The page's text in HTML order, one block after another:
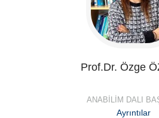
Prof.Dr. Özge
ANABILIM DALI
Ayrıntılar